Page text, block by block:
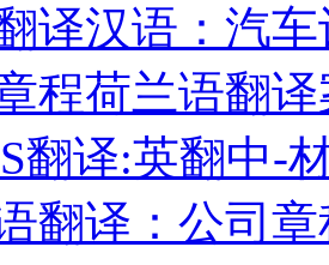
译汉语：汽
程荷兰语翻
翻译:英翻中-
翻译：公司